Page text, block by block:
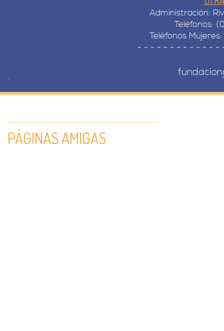
Administración:
Teléfonos:
Teléfonos
- - - - - - - - - - - - -
PÁGINAS AMIGAS